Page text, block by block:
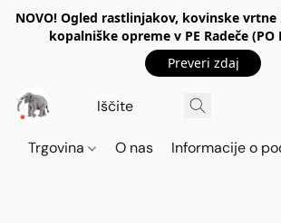
NOVO! Ogled rastlinjakov, kovinske
kopalniške opreme v PE Radeče (PO
Preveri zdaj
Trgovina O nas Informacije o